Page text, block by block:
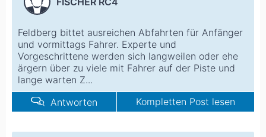
Feldberg bittet ausreichen Abfahrten für Anfänger
und vormittags Fahrer. Experte und
Vorgeschrittene werden sich langweilen oder ehe
ärgern über zu viele mit Fahrer auf der Piste und
lange warten Z...
Antworten
Kompletten Post lesen